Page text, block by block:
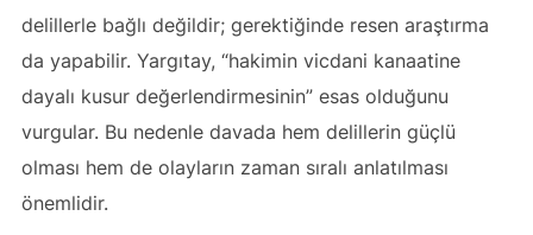
delillerle bağlı değildir; gerektiğinde resen araştırma
da yapabilir. Yargıtay, “hakimin vicdani kanaatine
dayalı kusur değerlendirmesinin” esas olduğunu
vurgular. Bu nedenle davada hem delillerin güçlü
olması hem de olayların zaman sıralı anlatılması
önemlidir.